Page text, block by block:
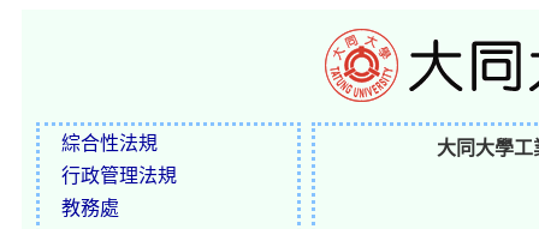
綜合性法規
行政管理法規
教務處
大同大學工